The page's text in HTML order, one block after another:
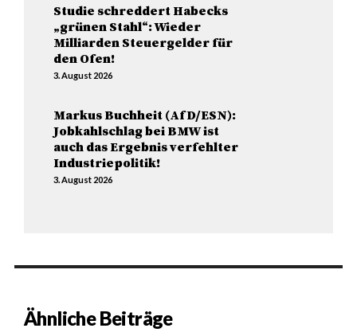
Studie schreddert Habecks
„grünen Stahl“: Wieder
Milliarden Steuergelder für
den Ofen!
3. August 2026
Markus Buchheit (AfD/ESN):
Jobkahlschlag bei BMW ist
auch das Ergebnis verfehlter
Industriepolitik!
3. August 2026
Ähnliche Beiträge